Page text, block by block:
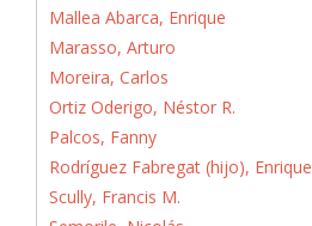
Mallea Abarca, Enrique
Marasso, Arturo
Moreira, Carlos
Ortiz Oderigo, Néstor R.
Palcos, Fanny
Rodríguez Fabregat (hijo), Enrique
Scully, Francis M.